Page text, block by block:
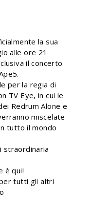
la sua
alle ore 21
il concerto
per la regia di
TV Eye, in cui le
Redrum Alone e
miscelate
tutto il mondo
straordinaria
è qui!
tutti gli altri